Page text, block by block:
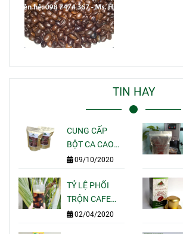
TIN HAY
CUNG CẤP
BỘT CA CAO
NGUYÊN CHẤT
QUÁN CAFE
TẠI TPHCM
09/10/2020
TỶ LỆ PHỐI
TRỘN CAFE
NGON BÁN
02/04/2020